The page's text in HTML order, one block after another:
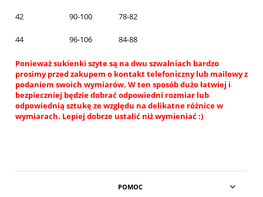
42 90-100 78-82
44 96-106 84-88
Ponieważ sukienki szyte są na dwu szwalniach bardzo
prosimy przed zakupem o kontakt telefoniczny lub mailowy z
podaniem swoich wymiarów. W ten sposób dużo łatwiej i
bezpieczniej będzie dobrać odpowiedni rozmiar lub
odpowiednią sztukę ze względu na delikatne różnice w
wymiarach. Lepiej dobrze ustalić niż wymieniać :)
POMOC